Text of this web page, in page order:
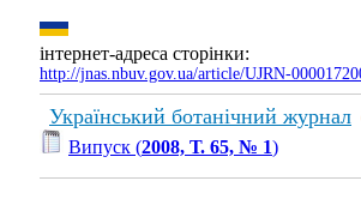
інтернет-адреса сторінки:
http://jnas.nbuv.gov.ua/article/UJRN-
Український ботанічний журнал
Випуск (2008, Т. 65, № 1)